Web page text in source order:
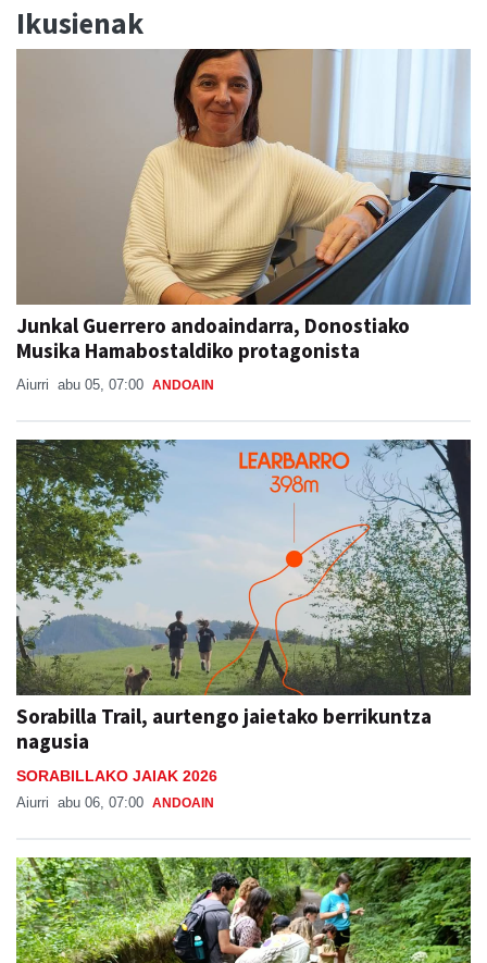
Ikusienak
Junkal Guerrero andoaindarra, Donostiako
Musika Hamabostaldiko protagonista
Aiurri abu 05, 07:00 ANDOAIN
Sorabilla Trail, aurtengo jaietako berrikuntza
nagusia
SORABILLAKO JAIAK 2026
Aiurri abu 06, 07:00 ANDOAIN